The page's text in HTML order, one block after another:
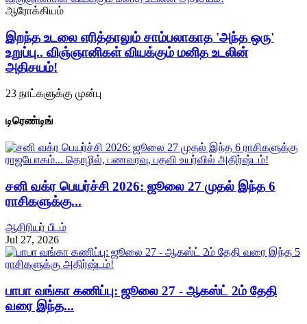
ஆரோக்கியம்
இறந்த உடலை எரித்தாலும் சாம்பலாகாத 'அந்த ஒரு'
உறுப்பு.. விஞ்ஞானிகள் வியக்கும் மனித உடலின்
அதிசயம்!
23 நாட்களுக்கு முன்பு
டிரெண்டிங்
சனி வக்ர பெயர்ச்சி 2026: ஜூலை 27 முதல் இந்த 6
ராசிகளுக்கு...
ஆசிரியர் பீடம்
Jul 27, 2026
பாபா வங்கா கணிப்பு: ஜூலை 27 - ஆகஸ்ட் 2ம் தேதி
வரை இந்த...